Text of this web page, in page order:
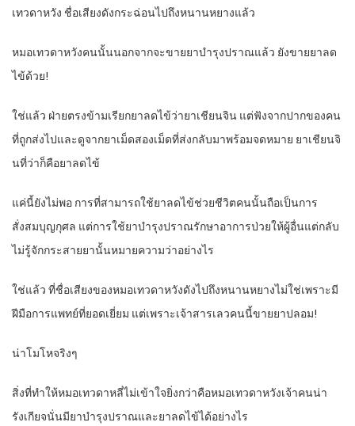
เทวดาหวัง ชื่อเสียงดังกระฉ่อนไปถึงหนานหยางแล้ว
หมอเทวดาหวังคนนั้นนอกจากจะขายยาบำรุงปราณแล้ว ยังขายยาลด
ไข้ด้วย!
ใช่แล้ว ฝ่ายตรงข้ามเรียกยาลดไข้ว่ายาเชียนจิน แต่ฟังจากปากของคน
ที่ถูกส่งไปและดูจากยาเม็ดสองเม็ดที่ส่งกลับมาพร้อมจดหมาย ยาเชียนจิ
นที่ว่าก็คือยาลดไข้
แค่นี้ยังไม่พอ การที่สามารถใช้ยาลดไข้ช่วยชีวิตคนนั้นถือเป็นการ
สั่งสมบุญกุศล แต่การใช้ยาบำรุงปราณรักษาอาการป่วยให้ผู้อื่นแต่กลับ
ไม่รู้จักกระสายยานั้นหมายความว่าอย่างไร
ใช่แล้ว ที่ชื่อเสียงของหมอเทวดาหวังดังไปถึงหนานหยางไม่ใช่เพราะมี
ฝีมือการแพทย์ที่ยอดเยี่ยม แต่เพราะเจ้าสารเลวคนนี้ขายยาปลอม!
น่าโมโหจริงๆ
สิ่งที่ทำให้หมอเทวดาหลี่ไม่เข้าใจยิ่งกว่าคือหมอเทวดาหวังเจ้าคนน่า
รังเกียจนั่นมียาบำรุงปราณและยาลดไข้ได้อย่างไร